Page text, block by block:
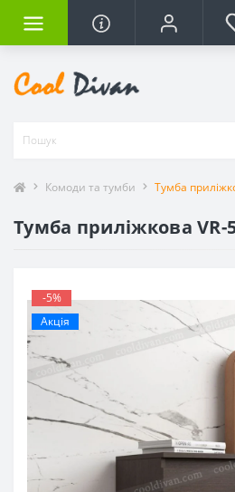
Комоди та тумби Тумба
Тумба приліжкова VR-
-5%
Акція